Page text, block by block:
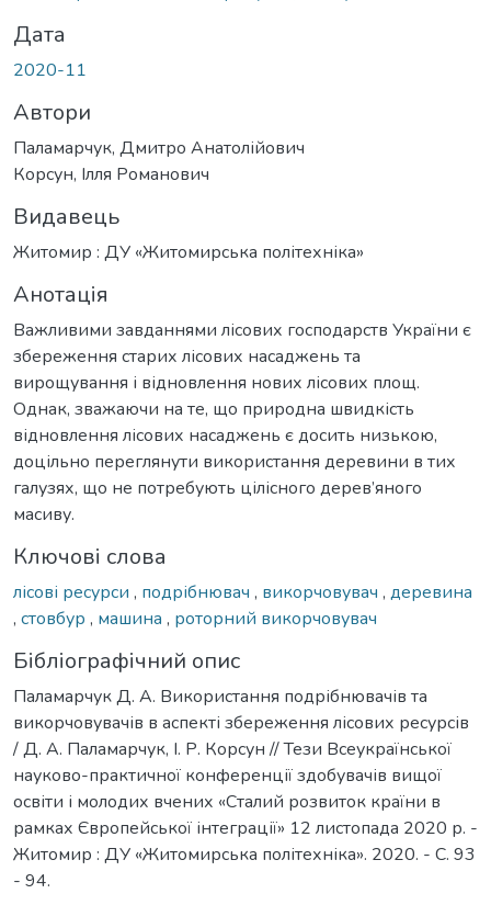
Дата
2020-11
Автори
Паламарчук, Дмитро Анатолійович
Корсун, Ілля Романович
Видавець
Житомир : ДУ «Житомирська політехніка»
Анотація
Важливими завданнями лісових господарств України є
збереження старих лісових насаджень та
вирощування і відновлення нових лісових площ.
Однак, зважаючи на те, що природна швидкість
відновлення лісових насаджень є досить низькою,
доцільно переглянути використання деревини в тих
галузях, що не потребують цілісного дерев’яного
масиву.
Ключові слова
лісові ресурси , подрібнювач , викорчовувач , деревина
, стовбур , машина , роторний викорчовувач
Бібліографічний опис
Паламарчук Д. А. Використання подрібнювачів та
викорчовувачів в аспекті збереження лісових ресурсів
/ Д. А. Паламарчук, І. Р. Корсун // Тези Всеукраїнської
науково-практичної конференції здобувачів вищої
освіти і молодих вчених «Сталий розвиток країни в
рамках Європейської інтеграції» 12 листопада 2020 р. -
Житомир : ДУ «Житомирська політехніка». 2020. - С. 93
- 94.